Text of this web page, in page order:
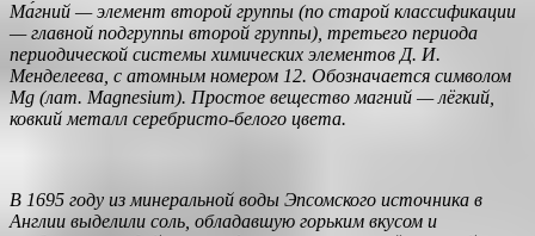
Ма́гний — элемент второй группы (по старой классификации
— главной подгруппы второй группы), третьего периода
периодической системы химических элементов Д. И.
Менделеева, с атомным номером 12. Обозначается символом
Mg (лат. Magnesium). Простое вещество магний — лёгкий,
ковкий металл серебристо-белого цвета.
В 1695 году из минеральной воды Эпсомского источника в
Англии выделили соль, обладавшую горьким вкусом и